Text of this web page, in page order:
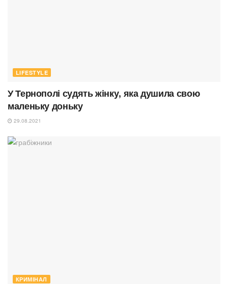
LIFESTYLE
У Тернополі судять жінку, яка душила свою
маленьку доньку
29.08.2021
КРИМІНАЛ